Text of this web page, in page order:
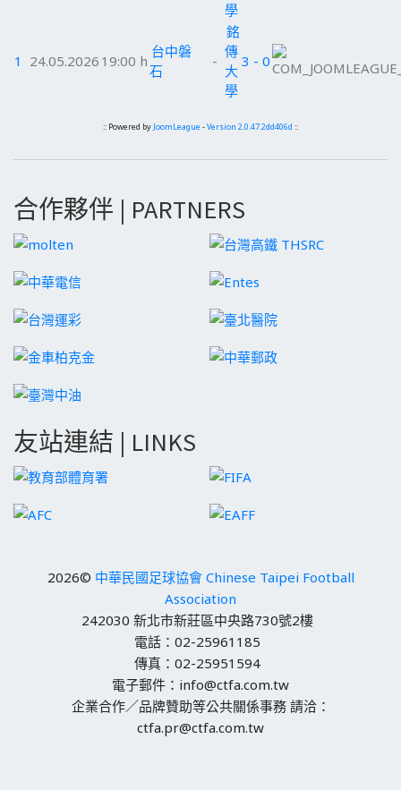
學
1 24.05.2026 19:00 h
台中磐
石
-
銘
傳
大
學
3 - 0
:: Powered by JoomLeague -Version 2.0.47.2dd406d ::
合作夥伴 | PARTNERS
友站連結 | LINKS
2026© 中華民國足球協會 Chinese Taipei Football
Association
242030 新北市新莊區中央路730號2樓
電話：02-25961185
傳真：02-25951594
電子郵件：info@ctfa.com.tw
企業合作／品牌贊助等公共關係事務 請洽：
ctfa.pr@ctfa.com.tw